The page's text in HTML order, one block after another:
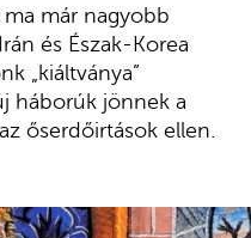
ma már nagyobb
és Észak-Korea
„kiáltványa”
háborúk jönnek a
őserdőirtások ellen.